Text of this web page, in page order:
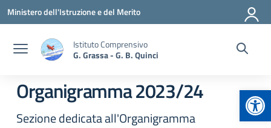
Vai ai contenuti
Vai al menu di navigazione
Vai al footer
Ministero dell'Istruzione e del Merito
Istituto Comprensivo
G. Grassa - G. B. Quinci
Organigramma 2023/24
Sezione dedicata all'Organigramma